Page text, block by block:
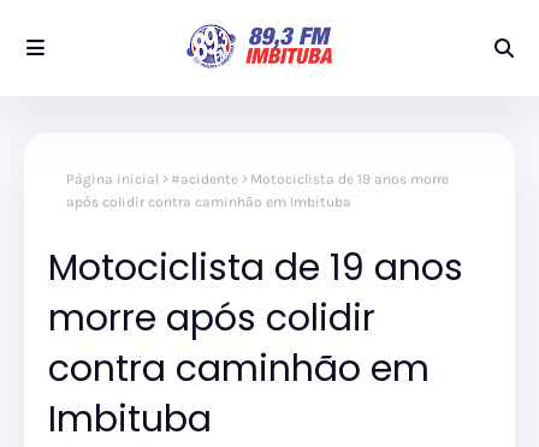
Página inicial #acidente
Motociclista de 19 anos morre
após colidir contra caminhão em Imbituba
Motociclista de 19 anos
morre após colidir
contra caminhão em
Imbituba